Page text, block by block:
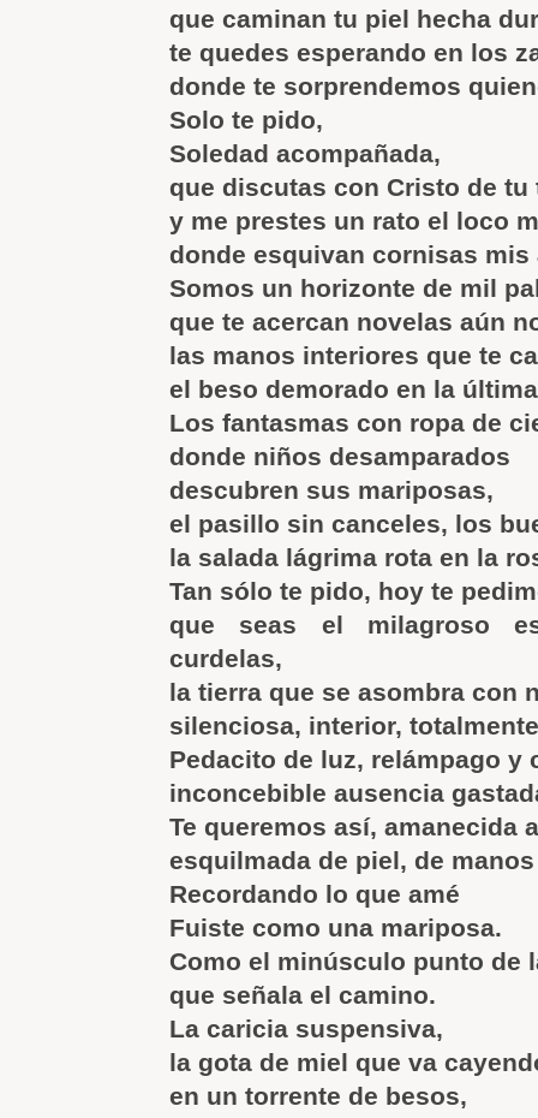
que caminan tu piel hecha
te quedes esperando en los
donde te sorprendemos
Solo te pido,
Soledad acompañada,
que discutas con Cristo de tu
y me prestes un rato el loco
donde esquivan cornisas mis
Somos un horizonte de mil
que te acercan novelas aún
las manos interiores que te
el beso demorado en la
Los fantasmas con ropa de
donde niños desamparados
descubren sus mariposas,
el pasillo sin canceles, los
la salada lágrima rota en la
Tan sólo te pido, hoy te
que seas el milagroso
curdelas,
la tierra que se asombra con
silenciosa, interior,
Pedacito de luz, relámpago y
inconcebible ausencia
Te queremos así, amanecida
esquilmada de piel, de
Recordando lo que amé
Fuiste como una mariposa.
Como el minúsculo punto de
que señala el camino.
La caricia suspensiva,
la gota de miel que va
en un torrente de besos,